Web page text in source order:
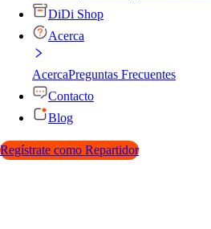
DiDi Shop
Acerca
AcercaPreguntas Frecuentes
Contacto
Blog
Regístrate como Repartidor